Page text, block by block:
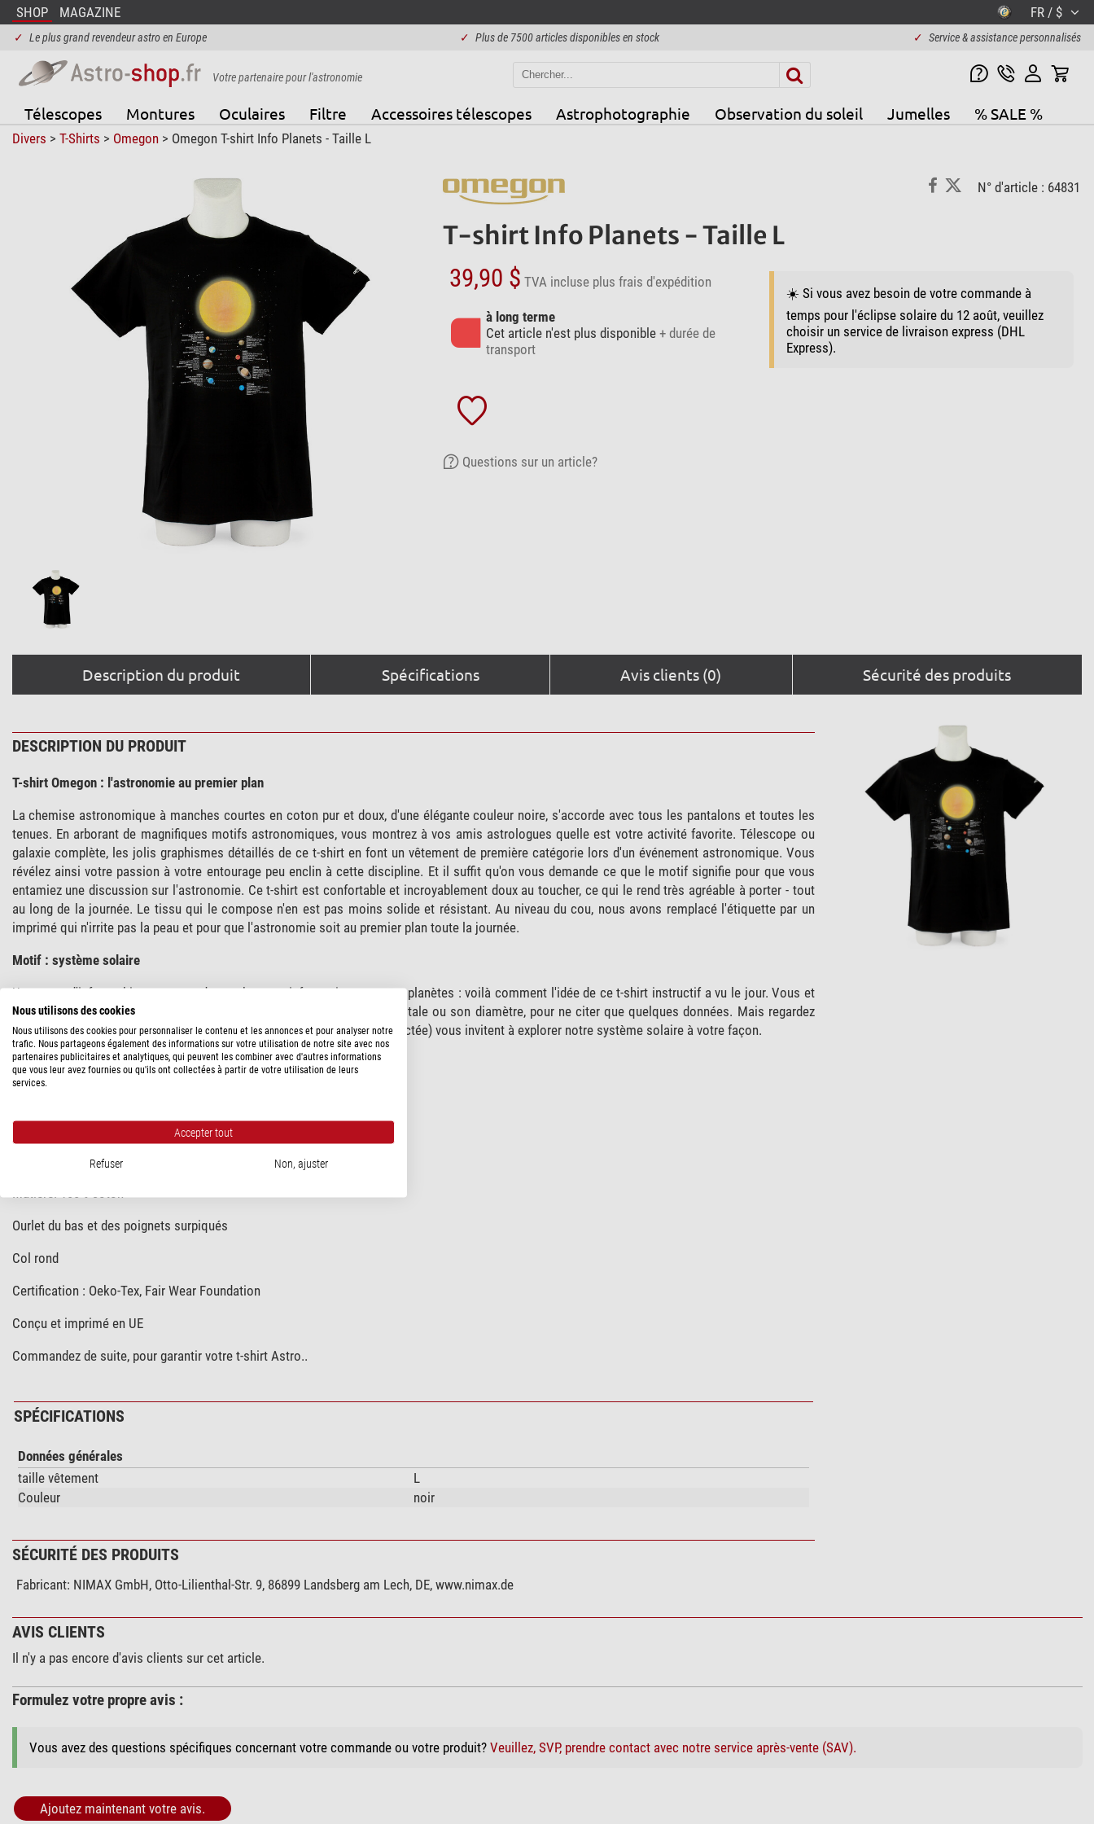
SHOP MAGAZINE FR / $
✓ Le plus grand revendeur astro en Europe ✓ Plus de 7500 articles disponibles en stock ✓ Service & assistance personnalisés
Votre partenaire pour l'astronomie
Télescopes Montures Oculaires Filtre Accessoires télescopes Astrophotographie Observation du soleil Jumelles % SALE %
Divers > T-Shirts > Omegon> Omegon T-shirt Info Planets - Taille L
N° d'article : 64831
T-shirt Info Planets - Taille L
39,90 $ TVA incluse plus frais d'expédition
à long terme
Cet article n'est plus disponible + durée de
transport
☀️ Si vous avez besoin de votre commande à
temps pour l'éclipse solaire du 12 août, veuillez
choisir un service de livraison express (DHL
Express).
Questions sur un article?
Description du produit Spécifications Avis clients (0) Sécurité des produits
DESCRIPTION DU PRODUIT
T-shirt Omegon : l'astronomie au premier plan
La chemise astronomique à manches courtes en coton pur et doux, d'une élégante couleur noire, s'accorde avec tous les pantalons et toutes les
tenues. En arborant de magnifiques motifs astronomiques, vous montrez à vos amis astrologues quelle est votre activité favorite. Télescope ou
galaxie complète, les jolis graphismes détaillés de ce t-shirt en font un vêtement de première catégorie lors d'un événement astronomique. Vous
révélez ainsi votre passion à votre entourage peu enclin à cette discipline. Et il suffit qu'on vous demande ce que le motif signifie pour que vous
entamiez une discussion sur l'astronomie. Ce t-shirt est confortable et incroyablement doux au toucher, ce qui le rend très agréable à porter - tout
au long de la journée. Le tissu qui le compose n'en est pas moins solide et résistant. Au niveau du cou, nous avons remplacé l'étiquette par un
imprimé qui n'irrite pas la peau et pour que l'astronomie soit au premier plan toute la journée.
Motif : système solaire
Une sorte d'infographie contenant de nombreuses informations sur nos planètes : voilà comment l'idée de ce t-shirt instructif a vu le jour. Vous et
vos proches pouvez découvrir la distance d'une planète, sa période orbitale ou son diamètre, pour ne citer que quelques données. Mais regardez
par vous-même. Les jolis schémas de planètes (l'échelle n'est pas respectée) vous invitent à explorer notre système solaire à votre façon.
Caractéristiques :
Motif : système solaire
Coupe : Regular Fit
Ourlet du bas et des poignets surpiqués
Col rond
Certification : Oeko-Tex, Fair Wear Foundation
Conçu et imprimé en UE
Commandez de suite, pour garantir votre t-shirt Astro..
SPÉCIFICATIONS
Données générales
taille vêtement
L
Couleur
noir
SÉCURITÉ DES PRODUITS
Fabricant: NIMAX GmbH, Otto-Lilienthal-Str. 9, 86899 Landsberg am Lech, DE, www.nimax.de
AVIS CLIENTS
Il n'y a pas encore d'avis clients sur cet article.
Formulez votre propre avis :
Vous avez des questions spécifiques concernant votre commande ou votre produit? Veuillez, SVP, prendre contact avec notre service après-vente (SAV).
Ajoutez maintenant votre avis.
Nous utilisons des cookies
Nous utilisons des cookies pour personnaliser le contenu et les annonces et pour analyser notre
trafic. Nous partageons également des informations sur votre utilisation de notre site avec nos
partenaires publicitaires et analytiques, qui peuvent les combiner avec d'autres informations
que vous leur avez fournies ou qu'ils ont collectées à partir de votre utilisation de leurs
services.
Accepter tout
Refuser Non, ajuster